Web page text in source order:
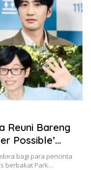
Reuni Bareng
Possible’
bagi para pencinta
berbakat Park…